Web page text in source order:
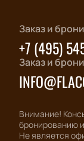
Заказ и
+7 (495)
Заказ и
Внимание!
бронированию
Не является